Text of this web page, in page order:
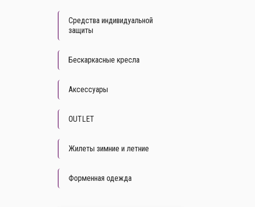
Средства индивидуальной
защиты
Бескаркасные кресла
Аксессуары
OUTLET
Жилеты зимние и летние
Форменная одежда